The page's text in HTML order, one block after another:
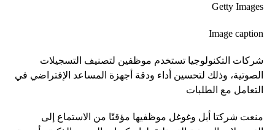
Getty Images
Image caption
شركات التكنولوجيا تستخدم موظفين لتصنيف التسجيلات
الصوتية، وذلك لتحسين أداء ودقة أجهزة المساعد الإفتراضي في
التعامل مع الطلبات
منعت شركتا أبل وغوغل موظفيها مؤقتًا من الاستماع إلى